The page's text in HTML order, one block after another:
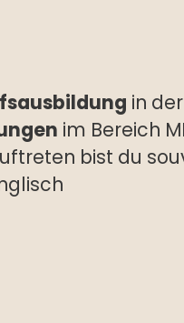
in
im Bereich
bist du